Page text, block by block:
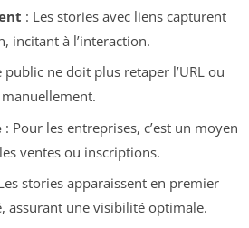
: Les stories avec liens capturent
incitant à l’interaction.
ne doit plus retaper l’URL ou
: Pour les entreprises, c’est un moyen
ventes ou inscriptions.
stories apparaissent en premier
assurant une visibilité optimale.